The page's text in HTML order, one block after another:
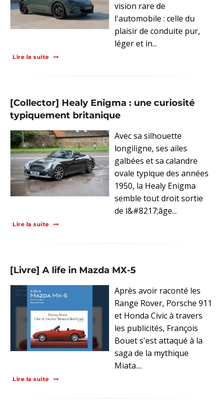
vision rare de
l'automobile : celle du
plaisir de conduite pur,
léger et in...
Lire la suite
[Collector] Healy Enigma : une curiosité
typiquement britanique
Avec sa silhouette
longiligne, ses ailes
galbées et sa calandre
ovale typique des années
1950, la Healy Enigma
semble tout droit sortie
de l&#8217;âge...
Lire la suite
[Livre] A life in Mazda MX-5
Après avoir raconté les
Range Rover, Porsche 911
et Honda Civic à travers
les publicités, François
Bouet s'est attaqué à la
saga de la mythique
Miata....
Lire la suite